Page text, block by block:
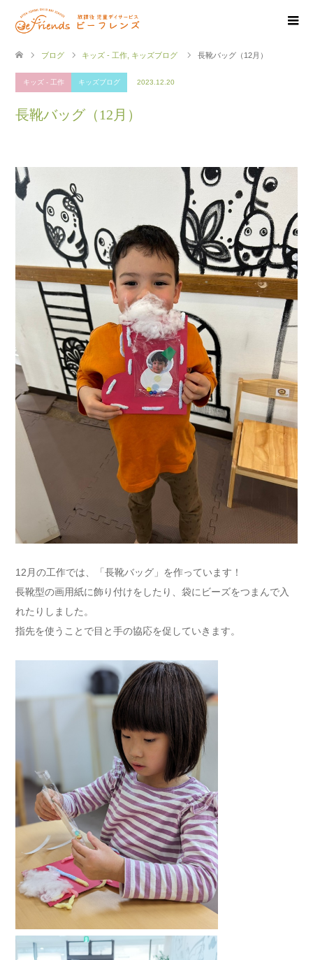
ブログ キッズ - 工作 キッズブログ 長靴バッグ（12月）
キッズ - 工作 キッズブログ 2023.12.20
長靴バッグ（12月）
12月の工作では、「長靴バッグ」を作っています！
長靴型の画用紙に飾り付けをしたり、袋にビーズをつまんで入
れたりしました。
指先を使うことで目と手の協応を促していきます。